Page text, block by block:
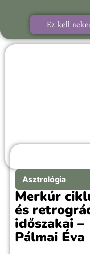
Ez kell
Asztrológia
Merkúr
és
időszakai –
Pálmai Éva